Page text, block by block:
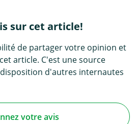
sur cet article!
de partager votre opinion et
article. C'est une source
d'autres internautes
votre avis